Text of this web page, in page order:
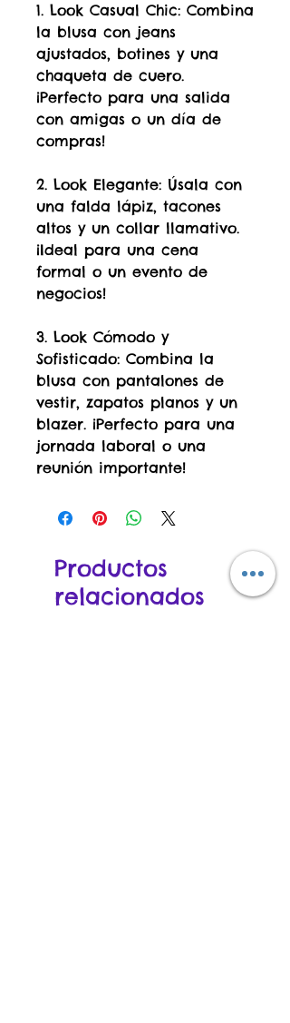
1. Look Casual Chic: Combina
la blusa con jeans
ajustados, botines y una
chaqueta de cuero.
¡Perfecto para una salida
con amigas o un día de
compras!
2. Look Elegante: Úsala con
una falda lápiz, tacones
altos y un collar llamativo.
¡Ideal para una cena
formal o un evento de
negocios!
3. Look Cómodo y
Sofisticado: Combina la
blusa con pantalones de
vestir, zapatos planos y un
blazer. ¡Perfecto para una
jornada laboral o una
reunión importante!
Productos
relacionados